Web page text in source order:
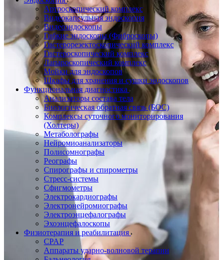
Артроскопический комплекс
Видеокапсульная эндоскопия
Видеоэндоскопы
Гибкие эндоскопы (Фиброcкопы)
Гистерорезектоскопический комплекс
Гистероскопический комплекс
Лапароскопический комплекс
Мойки для эндоскопов
Шкафы для хранения и сушки эндоскопов
Функциональная диагностика
Анализаторы состава тела
Биологическая обратная связь (БОС)
Комплексы суточного мониторирования
(Холтеры)
Метаболографы
Нейромиоанализаторы
Полисомнографы
Реографы
Спирографы и спирометры
Стресс-системы
Сфигмометры
Электрокардиографы
Электронейромиографы
Электроэнцефалографы
Эхоэнцефалоскопы
Физиотерапия и реабилитация
CPAP
Аппараты ударно-волновой терапии